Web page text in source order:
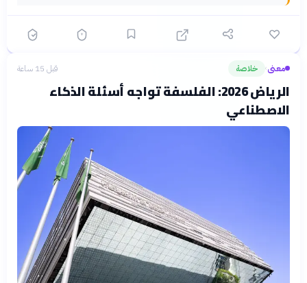
معنى› خلاصة قبل 15 ساعة
الرياض 2026: الفلسفة تواجه أسئلة الذكاء
الاصطناعي